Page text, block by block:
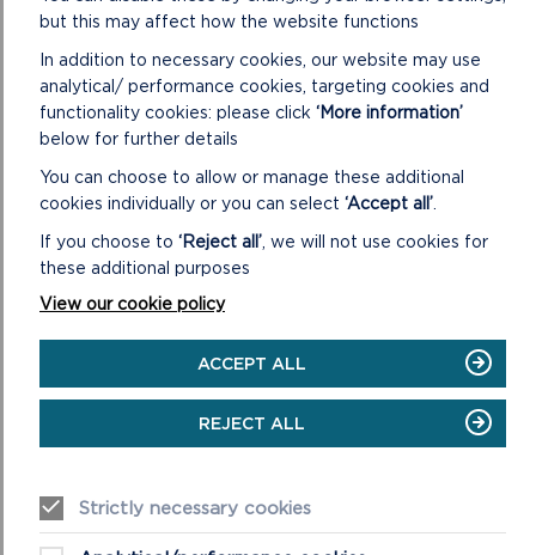
TROEDIO’N YSGAFN
Mae’r dewisiadau a wnawn yn helpu i gadw’r Parc
Cenedlaethol yn ddiogel a deniadol – fel lle i fyw,
gweithio ac ymweld. Rydym yn apelio at bob u...
DARLLENWCH FWYON
TROEDIO’N
YSGAFN
but this may affect how the website functions
In addition to necessary cookies, our website may use
analytical/ performance cookies, targeting cookies and
functionality cookies: please click ‘More information’
below for further details
You can choose to allow or manage these additional
cookies individually or you can select ‘Accept all’
If you choose to ‘Reject all’ , we will not use cookies for
these additional purposes
View our cookie policy
ACCEPT ALL
REJECT ALL
Strictly necessary cookies